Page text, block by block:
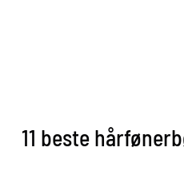
11 beste